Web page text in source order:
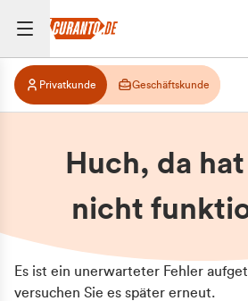
Privatkunde Geschäftskunde
Huch, da
nicht
Es ist ein unerwarteter Fehler
versuchen Sie es später erneut.